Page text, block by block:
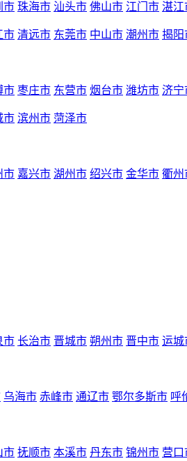
市 珠海市 汕头市 佛山市 江门市 湛江
市 清远市 东莞市 中山市 潮州市 揭阳
市 枣庄市 东营市 烟台市 潍坊市 济宁
市 滨州市 菏泽市
市 嘉兴市 湖州市 绍兴市 金华市 衢州
市 长治市 晋城市 朔州市 晋中市 运城
乌海市 赤峰市 通辽市 鄂尔多斯市 呼
市 抚顺市 本溪市 丹东市 锦州市 营口